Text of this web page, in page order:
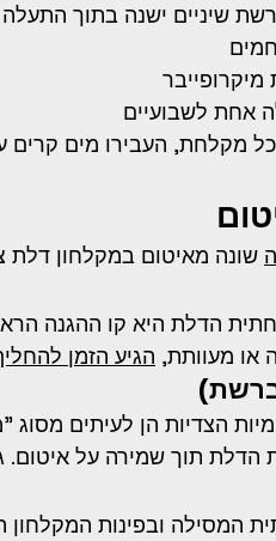
שיניים ישנה בתוך התעלה
אחת לשבועיים
מקלחת, העבירו מים קרים
שונה מאיטום במקלחון דלת
הדלת היא קו ההגנה
או מעוותת, הגיע הזמן
תוך שמירה על איטום.
המסילה ובפינות